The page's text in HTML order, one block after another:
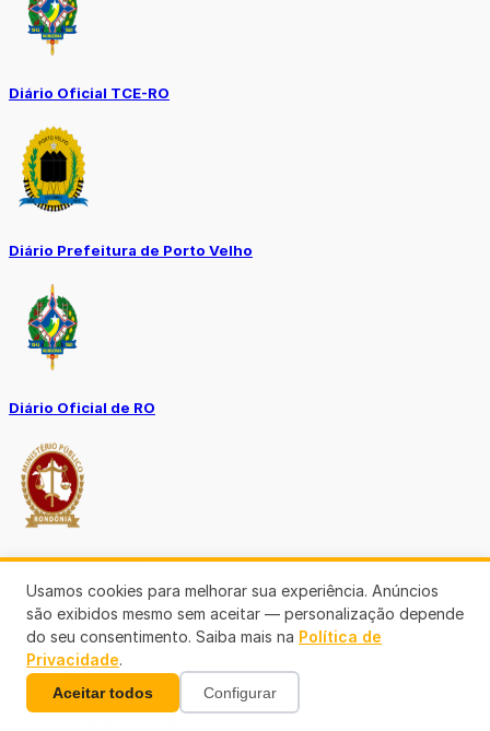
Diário Oficial TCE-RO
Diário Prefeitura de Porto Velho
Diário Oficial de RO
Transparência RO
Usamos cookies para melhorar sua experiência. Anúncios
são exibidos mesmo sem aceitar — personalização depende
do seu consentimento. Saiba mais na Política de
Privacidade.
Aceitar todos Configurar